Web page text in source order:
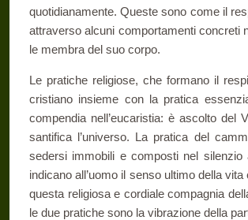
quotidianamente. Queste sono come il
attraverso alcuni comportamenti concreti
le membra del suo corpo.
Le pratiche religiose, che formano il
cristiano insieme con la pratica
compendia nell’eucaristia: è ascolto del
santifica l’universo. La pratica del
sedersi immobili e composti nel silenzio
indicano all’uomo il senso ultimo della
questa religiosa e cordiale compagnia
le due pratiche sono la vibrazione della